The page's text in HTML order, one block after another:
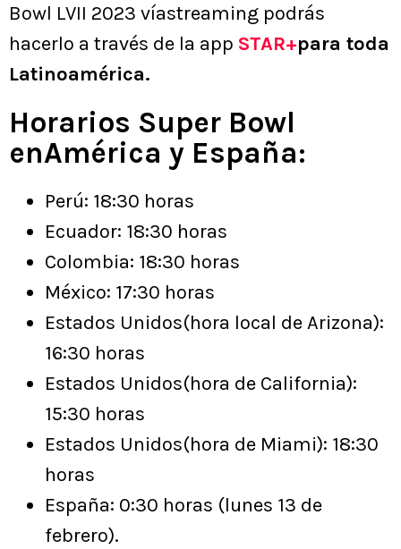
Bowl LVII 2023 víastreaming podrás
hacerlo a través de la app STAR+para toda
Latinoamérica.
Horarios Super Bowl
enAmérica y España:
Perú: 18:30 horas
Ecuador: 18:30 horas
Colombia: 18:30 horas
México: 17:30 horas
Estados Unidos(hora local de Arizona):
16:30 horas
Estados Unidos(hora de California):
15:30 horas
Estados Unidos(hora de Miami): 18:30
horas
España: 0:30 horas (lunes 13 de
febrero).